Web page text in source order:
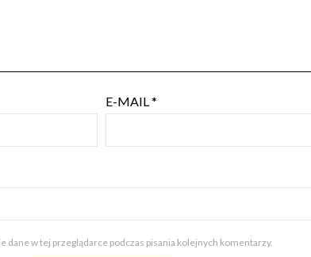
E-MAIL*
dane w tej przeglądarce podczas pisania kolejnych komentarzy.